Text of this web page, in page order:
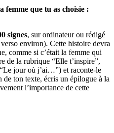
femme que tu as choisie :
signes, sur ordinateur ou rédigé
environ). Cette histoire devra
comme si c’était la femme qui
de la rubrique “Elle t’inspire”,
jour où j’ai…”) et raconte-le
ton texte, écris un épilogue à la
l’importance de cette